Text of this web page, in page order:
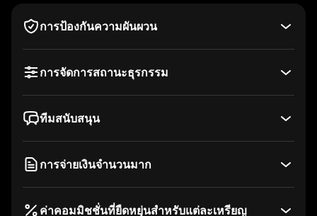
การป้องกันความผันผวน
ทีมสนับสนุน
การจัดการสถานะธุรกรรม
การจ่ายเงินจำนวนมาก
ค่าคอมมิชชั่นที่ยืดหยุ่นสำหรับแต่ละเหรียญ